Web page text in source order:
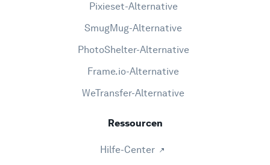
Pixieset-Alternative
SmugMug-Alternative
PhotoShelter-Alternative
Frame.io-Alternative
WeTransfer-Alternative
Ressourcen
Hilfe-Center